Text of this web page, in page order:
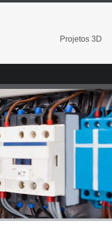
Projetos 3D